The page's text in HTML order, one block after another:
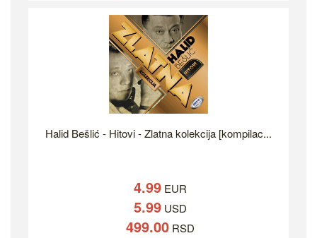
Halid Bešlić - Hitovi - Zlatna kolekcija [kompilac...
4.99 EUR
5.99 USD
499.00 RSD